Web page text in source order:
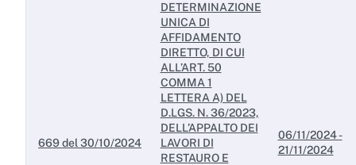
Sovvenzioni, contributi, sussidi, vantaggi economici
Beni immobili e gestione patrimonio
Controlli e rilievi sull'amministrazione
Servizi erogati
669 del 30/10/2024
DETERMINAZIONE
UNICA DI
AFFIDAMENTO
DIRETTO, DI CUI
ALL’ART. 50
COMMA 1
LETTERA A) DEL
D.LGS. N. 36/2023,
DELL’APPALTO DEI
LAVORI DI
RESTAURO E
06/11/2024 -
21/11/2024